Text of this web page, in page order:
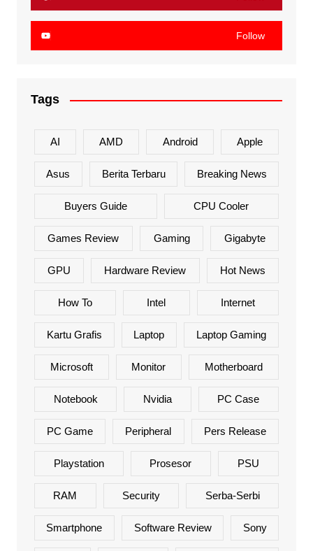
Follow
Tags
AI AMD Android Apple
Asus Berita Terbaru Breaking News
Buyers Guide CPU Cooler
Games Review Gaming Gigabyte
GPU Hardware Review Hot News
How To Intel Internet
Kartu Grafis Laptop Laptop Gaming
Microsoft Monitor Motherboard
Notebook Nvidia PC Case
PC Game Peripheral Pers Release
Playstation Prosesor PSU
RAM Security Serba-Serbi
Smartphone Software Review Sony